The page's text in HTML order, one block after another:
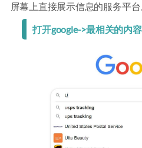
屏幕上直接展示信息的服务平
打开google->最相关的内容